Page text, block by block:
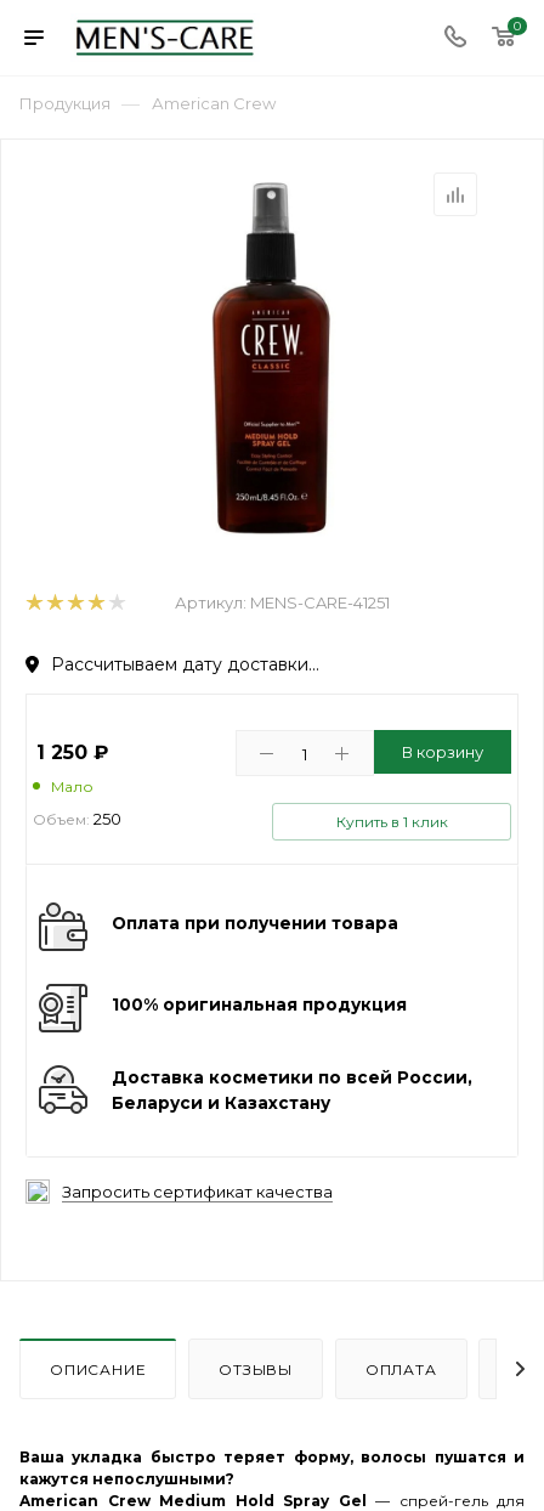
0
Продукция — Аmerican Сrew
Артикул: MENS-CARE-41251
Рассчитываем дату доставки...
1 250 ₽
Мало
Объем: 250
В корзину
Купить в 1 клик
Оплата при получении товара
100% оригинальная продукция
Доставка косметики по всей России,
Беларуси и Казахстану
Запросить сертификат качества
ОПИСАНИЕ ОТЗЫВЫ ОПЛАТА
Ваша укладка быстро теряет форму, волосы пушатся и
кажутся непослушными?
American Crew Medium Hold Spray Gel
— спрей-гель для